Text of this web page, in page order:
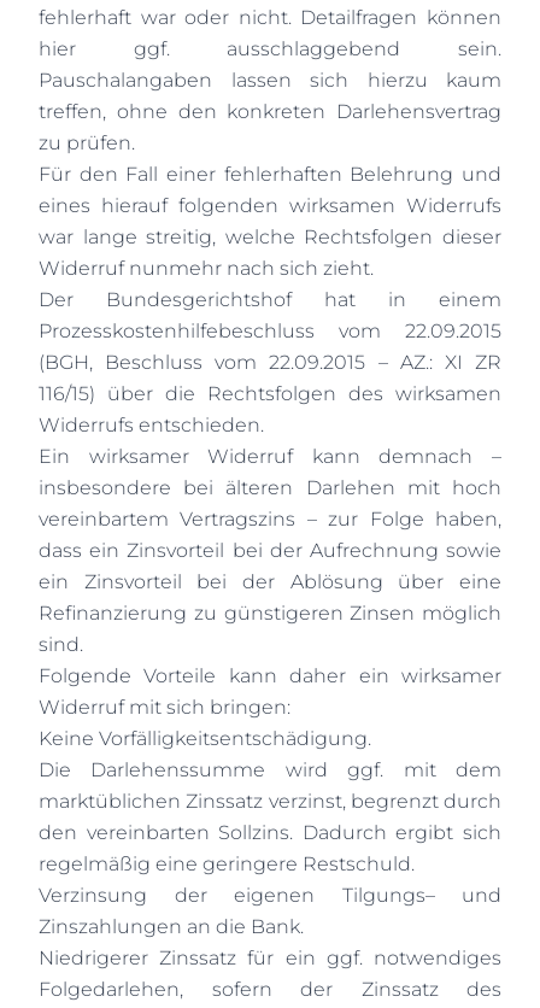
fehlerhaft war oder nicht. Detailfragen können
hier ggf. ausschlaggebend sein.
Pauschalangaben lassen sich hierzu kaum
treffen, ohne den konkreten Darlehensvertrag
zu prüfen.
Für den Fall einer fehlerhaften Belehrung und
eines hierauf folgenden wirksamen Widerrufs
war lange streitig, welche Rechtsfolgen dieser
Widerruf nunmehr nach sich zieht.
Der Bundesgerichtshof hat in einem
Prozesskostenhilfebeschluss vom 22.09.2015
(BGH, Beschluss vom 22.09.2015 – AZ.: XI ZR
116/15) über die Rechtsfolgen des wirksamen
Widerrufs entschieden.
Ein wirksamer Widerruf kann demnach –
insbesondere bei älteren Darlehen mit hoch
vereinbartem Vertragszins – zur Folge haben,
dass ein Zinsvorteil bei der Aufrechnung sowie
ein Zinsvorteil bei der Ablösung über eine
Refinanzierung zu günstigeren Zinsen möglich
sind.
Folgende Vorteile kann daher ein wirksamer
Widerruf mit sich bringen:
Keine Vorfälligkeitsentschädigung.
Die Darlehenssumme wird ggf. mit dem
marktüblichen Zinssatz verzinst, begrenzt durch
den vereinbarten Sollzins. Dadurch ergibt sich
regelmäßig eine geringere Restschuld.
Verzinsung der eigenen Tilgungs– und
Zinszahlungen an die Bank.
Niedrigerer Zinssatz für ein ggf. notwendiges
Folgedarlehen, sofern der Zins­satz des